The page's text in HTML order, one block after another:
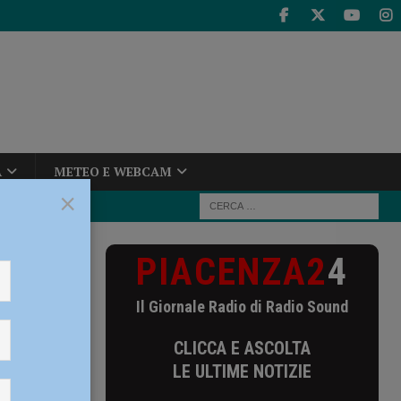
METEO E WEBCAM
PIACENZA24
Il Giornale Radio di Radio Sound
CLICCA E ASCOLTA
LE ULTIME NOTIZIE
×